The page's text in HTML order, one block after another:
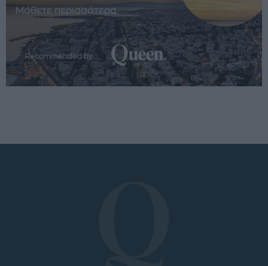
Μάθετε περισσότερα
Recommended by